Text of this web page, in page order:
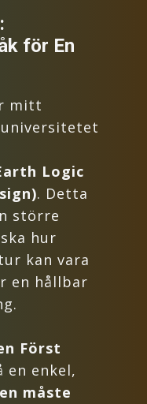
för En
mitt
Logic
. Detta
större
hur
kan vara
en hållbar
Först
en enkel,
måste